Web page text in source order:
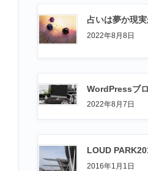
占いは夢か現
2022年8月8日
WordPressブ
2022年8月7日
LOUD
2016年1月1日